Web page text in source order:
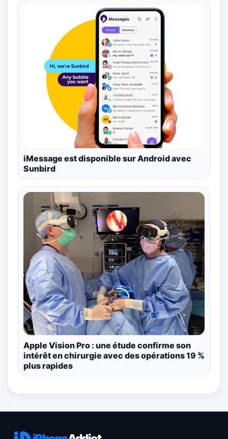
iMessage est disponible sur Android avec
Sunbird
Apple Vision Pro : une étude confirme son
intérêt en chirurgie avec des opérations 19 %
plus rapides